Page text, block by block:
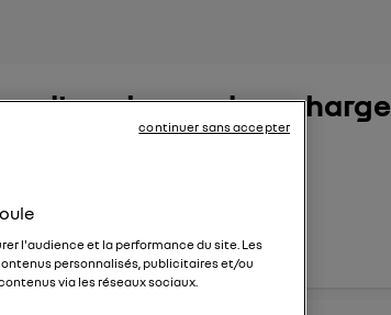
d'une borne de recharge
de recharge à domicile ?
l'audience et la performance du site. Les
personnalisés, publicitaires et/ou
via les réseaux sociaux.
continuer sans accepter